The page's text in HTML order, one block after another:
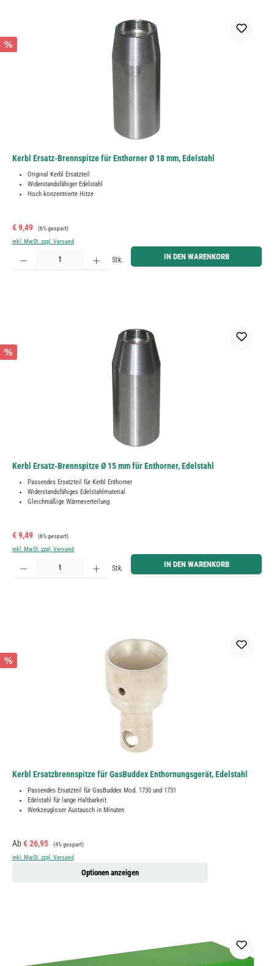
%
Kerbl Ersatz-Brennspitze für Enthorner Ø 18 mm, Edelstahl
Original Kerbl Ersatzteil
Widerstandsfähiger Edelstahl
Hoch konzentrierte Hitze
Verkaufspreis:
€ 9,49 Regulärer Preis:
(6% gespart)
inkl. MwSt. zzgl. Versand
Produkt Anzahl: Gib den gewünschten Wert ein oder benutze die Schaltflächen um die Anzahl zu
Stk. IN DEN WARENKORB
%
Kerbl Ersatz-Brennspitze Ø 15 mm für Enthorner, Edelstahl
Passendes Ersatzteil für Kerbl Enthorner
Widerstandsfähiges Edelstahlmaterial
Gleichmäßige Wärmeverteilung
Verkaufspreis:
€ 9,49 Regulärer Preis:
(6% gespart)
inkl. MwSt. zzgl. Versand
Produkt Anzahl: Gib den gewünschten Wert ein oder benutze die Schaltflächen um die Anzahl zu
Stk. IN DEN WARENKORB
%
Kerbl Ersatzbrennspitze für GasBuddex Enthornungsgerät, Edelstahl
Passendes Ersatzteil für GasBuddex Mod. 1730 und 1731
Edelstahl für lange Haltbarkeit
Werkzeugloser Austausch in Minuten
Verkaufspreis:
Ab€ 26,95 Regulärer Preis:
(4% gespart)
inkl. MwSt. zzgl. Versand
Optionen anzeigen